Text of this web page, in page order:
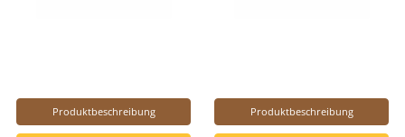
Produktbeschreibung Produktbeschreibung